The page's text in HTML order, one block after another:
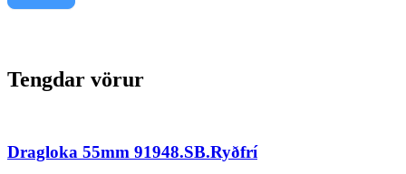
Tengdar vörur
Dragloka 55mm 91948.SB.Ryðfrí